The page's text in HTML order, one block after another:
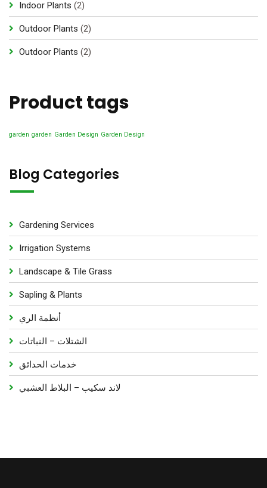
r
o
d
t
Indoor Plants 22
r
o
c
s
Outdoor Plants 22
d
u
Outdoor Plants 22
o
u
Product tags
garden garden Garden Design Garden Design
Blog Categories
Gardening Services
Irrigation Systems
Landscape & Tile Grass
Sapling & Plants
أنظمة الري
الشتلات – النباتات
خدمات الحدائق
لاند سكيب – البلاط العشبي